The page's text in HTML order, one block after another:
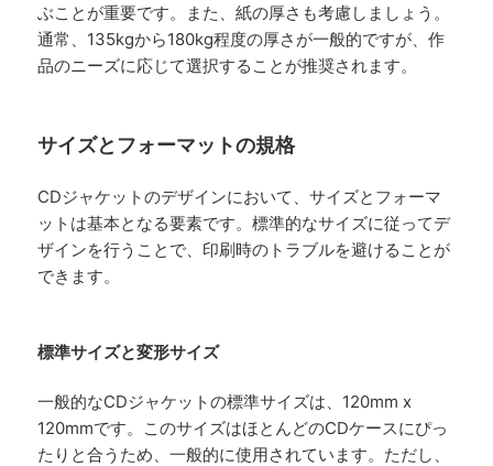
ぶことが重要です。また、紙の厚さも考慮しましょう。
通常、135kgから180kg程度の厚さが一般的ですが、作
品のニーズに応じて選択することが推奨されます。
サイズとフォーマットの規格
CDジャケットのデザインにおいて、サイズとフォーマ
ットは基本となる要素です。標準的なサイズに従ってデ
ザインを行うことで、印刷時のトラブルを避けることが
できます。
標準サイズと変形サイズ
一般的なCDジャケットの標準サイズは、120mm x
120mmです。このサイズはほとんどのCDケースにぴっ
たりと合うため、一般的に使用されています。ただし、